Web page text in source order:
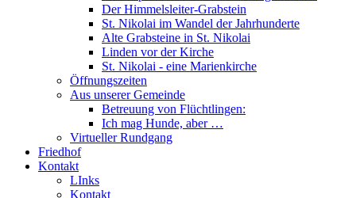
Der Himmelsleiter-Grabstein
St. Nikolai im Wandel der Jahrhunderte
Alte Grabsteine in St. Nikolai
Linden vor der Kirche
St. Nikolai - eine Marienkirche
Öffnungszeiten
Aus unserer Gemeinde
Betreuung von Flüchtlingen:
Ich mag Hunde, aber …
Virtueller Rundgang
Friedhof
Kontakt
LInks
Kontakt